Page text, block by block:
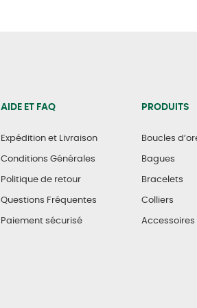
AIDE ET FAQ
Expédition et Livraison
Conditions Générales
Politique de retour
Questions Fréquentes
Paiement sécurisé
PRODUITS
Boucles
Bagues
Bracelets
Colliers
Accessoires